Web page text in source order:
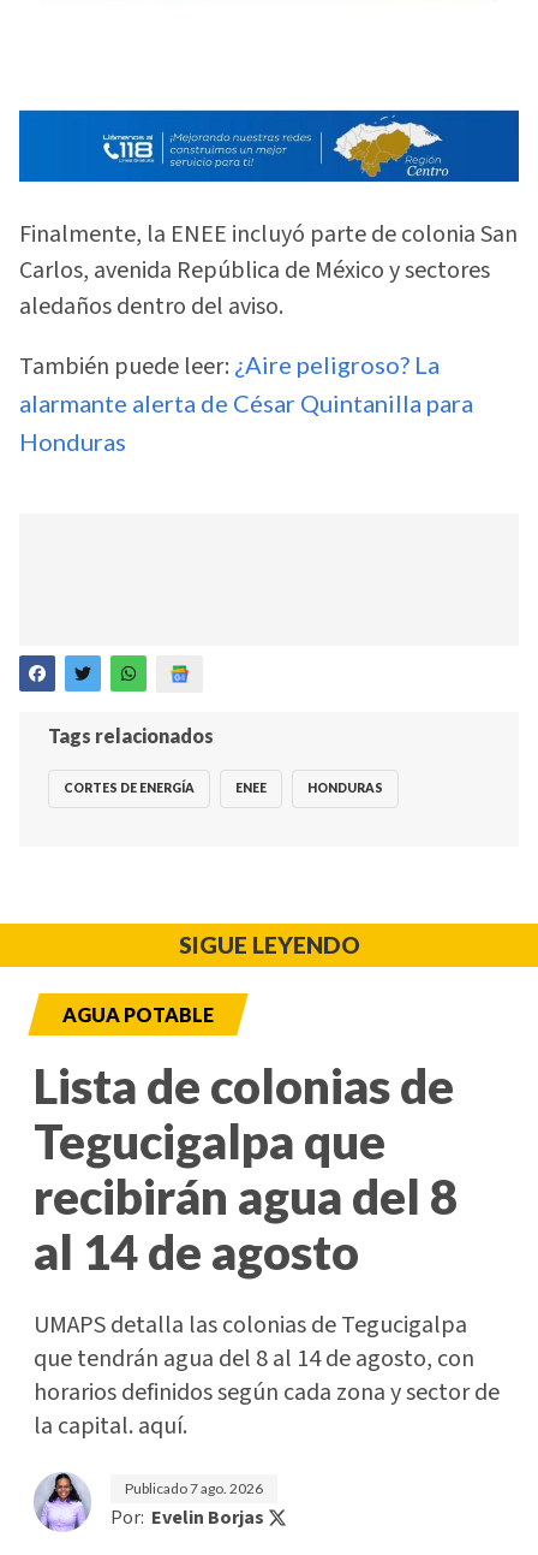
Finalmente, la ENEE incluyó parte de colonia San
Carlos, avenida República de México y sectores
aledaños dentro del aviso.
También puede leer: ¿Aire peligroso? La
alarmante alerta de César Quintanilla para
Honduras
Tags relacionados
CORTES DE ENERGÍA ENEE HONDURAS
SIGUE LEYENDO
AGUA POTABLE
Lista de colonias de
Tegucigalpa que
recibirán agua del 8
al 14 de agosto
UMAPS detalla las colonias de Tegucigalpa
que tendrán agua del 8 al 14 de agosto, con
horarios definidos según cada zona y sector de
la capital. aquí.
Publicado7 ago. 2026
Por: Evelin Borjas